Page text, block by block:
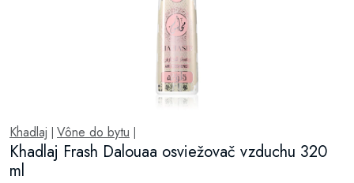
Khadlaj Vône do bytu
Khadlaj Frash Dalouaa osviežovač vzduchu 320
ml